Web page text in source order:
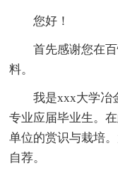
您好！
首先感谢您在
料。
我是xxx大学冶
专业应届毕业生。
单位的赏识与栽培
自荐。